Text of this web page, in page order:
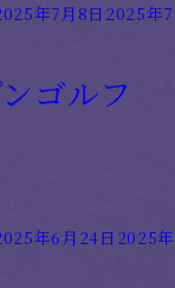
年7月8日 2025年7
ゴルフ
年6月24日 2025年